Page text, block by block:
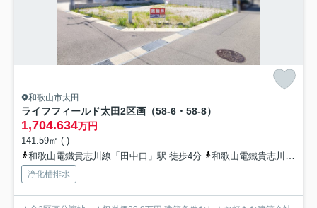
和歌山市太田
ライフフィールド太田2区画（58-6・58-8）
1,704.634万円
141.59㎡ (-)
和歌山電鐵貴志川線「田中口」駅 徒歩4分
和歌山電鐵貴志川線「日前宮」駅 徒歩10分
浄化槽排水